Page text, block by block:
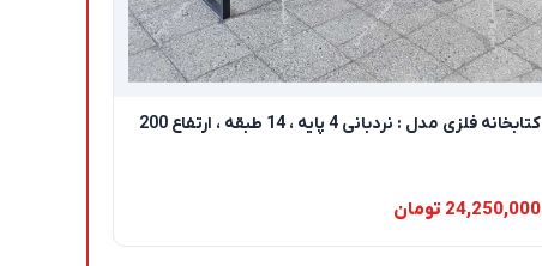
کتابخانه فلزی مدل : نردبانی 4 پایه ، 14 طبقه ، ارتفاع 200
24,250,000 تومان